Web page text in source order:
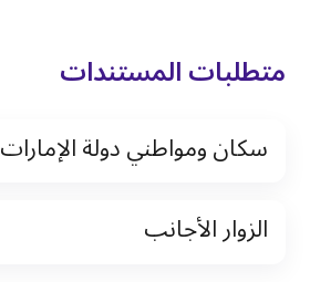
متطلبات المستندات
سكان ومواطني دولة الإمارات
نسخة من تأشيرة الاقامة
الزوار الأجانب